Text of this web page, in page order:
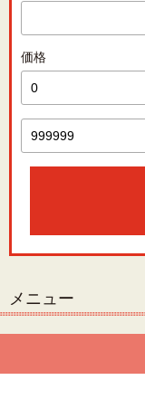
価格
メニュー